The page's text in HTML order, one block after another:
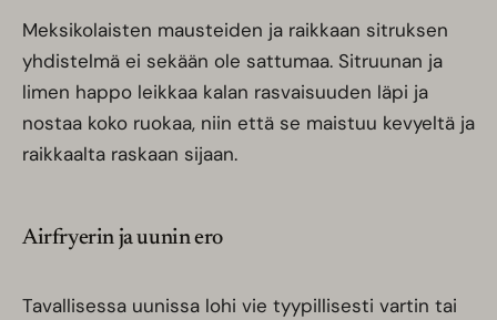
Meksikolaisten mausteiden ja raikkaan sitruksen
yhdistelmä ei sekään ole sattumaa. Sitruunan ja
limen happo leikkaa kalan rasvaisuuden läpi ja
nostaa koko ruokaa, niin että se maistuu kevyeltä ja
raikkaalta raskaan sijaan.
Airfryerin ja uunin ero
Tavallisessa uunissa lohi vie tyypillisesti vartin tai